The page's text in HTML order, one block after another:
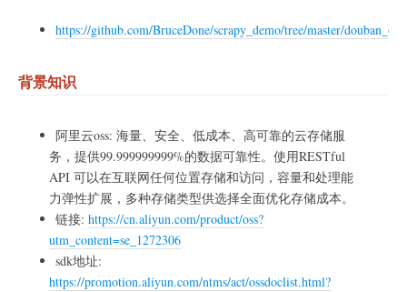
https://github.com/BruceDone/scrapy_demo/tree/master/douban_oss
背景知识
阿里云oss: 海量、安全、低成本、高可靠的云存储服
务，提供99.999999999%的数据可靠性。使用RESTful
API 可以在互联网任何位置存储和访问，容量和处理能
力弹性扩展，多种存储类型供选择全面优化存储成本。
链接: https://cn.aliyun.com/product/oss?
utm_content=se_1272306
sdk地址:
https://promotion.aliyun.com/ntms/act/ossdoclist.html?